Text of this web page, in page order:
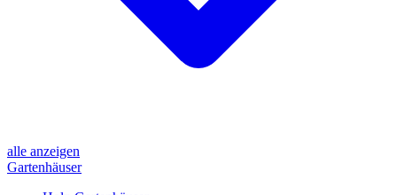
alle anzeigen
Gartenhäuser